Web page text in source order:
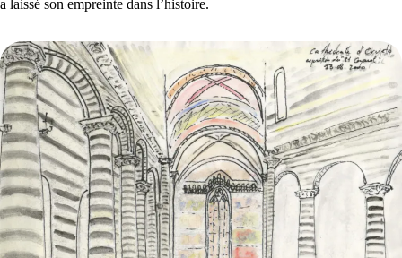
a laissé son empreinte dans l’histoire.